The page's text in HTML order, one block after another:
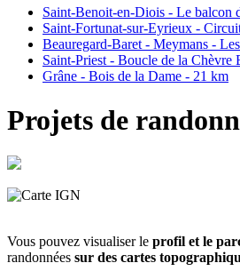
Saint-Benoit-en-Diois - Le balcon
Saint-Fortunat-sur-Eyrieux -
Beauregard-Baret - Meymans -
Saint-Priest - Boucle de la Chèvre
Grâne - Bois de la Dame - 21 km
Projets de
Vous pouvez visualiser le profil et le
randonnées sur des cartes